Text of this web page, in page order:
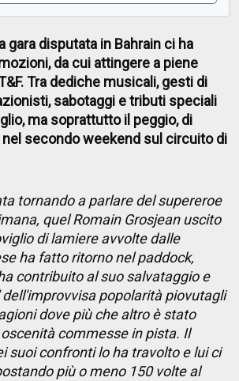
gara disputata in Bahrain ci ha
da cui attingere a piene
Tra dediche musicali, gesti di
sabotaggi e tributi speciali
ma soprattutto il peggio, di
secondo weekend sul circuito di
tornando a parlare del supereroe
quel Romain Grosjean uscito
di lamiere avvolte dalle
ha fatto ritorno nel paddock,
contribuito al suo salvataggio e
dell'improvvisa popolarità piovutagli
dove più che altro è stato
commesse in pista. Il
suoi confronti lo ha travolto e lui ci
più o meno 150 volte al